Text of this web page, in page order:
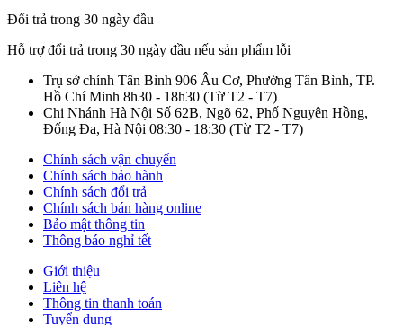
Đổi trả trong 30 ngày đầu
Hỗ trợ đổi trả trong 30 ngày đầu nếu sản phẩm lỗi
Trụ sở chính Tân Bình 906 Âu Cơ, Phường Tân Bình, TP.
Hồ Chí Minh 8h30 - 18h30 (Từ T2 - T7)
Chi Nhánh Hà Nội Số 62B, Ngõ 62, Phố Nguyên Hồng,
Đống Đa, Hà Nội 08:30 - 18:30 (Từ T2 - T7)
Chính sách vận chuyển
Chính sách bảo hành
Chính sách đổi trả
Chính sách bán hàng online
Bảo mật thông tin
Thông báo nghỉ tết
Giới thiệu
Liên hệ
Thông tin thanh toán
Tuyển dụng